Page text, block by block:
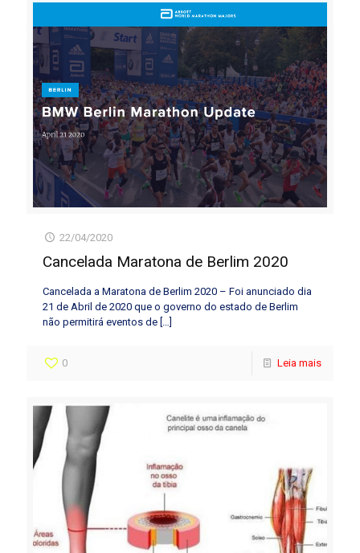
22/04/2020
Cancelada Maratona de Berlim 2020
Cancelada a Maratona de Berlim 2020 – Foi anunciado dia
21 de Abril de 2020 que o governo do estado de Berlim
não permitirá eventos de
0 Leia mais